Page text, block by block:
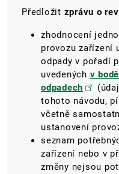
Předložit zprávu o
zhodnocení
provozu zařízení
odpady v pořadí
uvedených v
odpadech
tohoto návodu,
včetně
ustanovení
seznam
zařízení nebo v
změny nejsou